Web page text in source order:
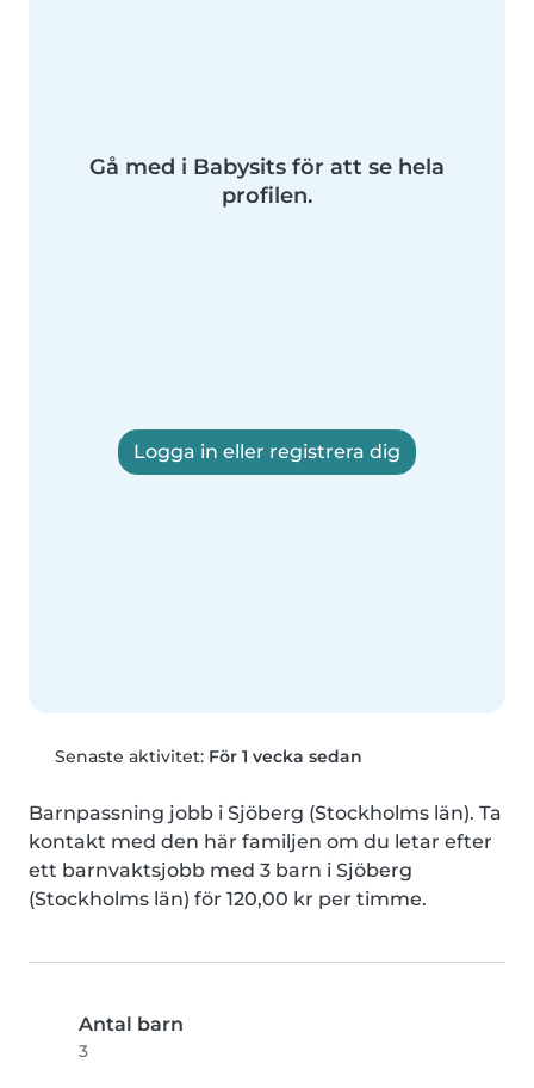
Gå med i Babysits för att se hela
profilen.
Logga in eller registrera dig
Senaste aktivitet: För 1 vecka sedan
Barnpassning jobb i Sjöberg (Stockholms län). Ta
kontakt med den här familjen om du letar efter
ett barnvaktsjobb med 3 barn i Sjöberg
(Stockholms län) för 120,00 kr per timme.
Antal barn
3